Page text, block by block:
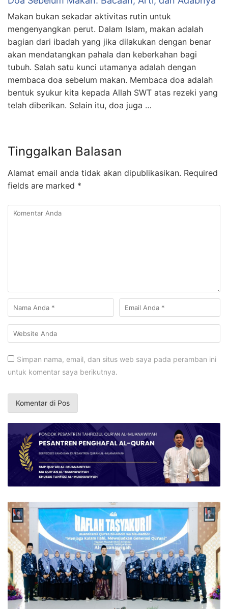
Makan bukan sekadar aktivitas rutin untuk
mengenyangkan perut. Dalam Islam, makan adalah
bagian dari ibadah yang jika dilakukan dengan benar
akan mendatangkan pahala dan keberkahan bagi
tubuh. Salah satu kunci utamanya adalah dengan
membaca doa sebelum makan. Membaca doa adalah
bentuk syukur kita kepada Allah SWT atas rezeki yang
telah diberikan. Selain itu, doa juga …
Tinggalkan Balasan
Alamat email anda tidak akan dipublikasikan. Required
fields are marked *
Simpan nama, email, dan situs web saya pada peramban ini
untuk komentar saya berikutnya.